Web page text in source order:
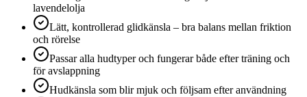
lavendelolja
Lätt, kontrollerad glidkänsla – bra balans mellan friktion
och rörelse
Passar alla hudtyper och fungerar både efter träning och
för avslappning
Hudkänsla som blir mjuk och följsam efter användning